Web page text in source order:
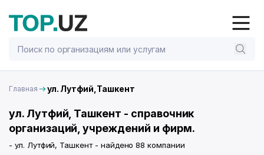
Главная ул. Лутфий,Ташкент
ул. Лутфий, Ташкент - справочник
организаций, учреждений и фирм.
- ул. Лутфий, Ташкент - найдено 88 компании